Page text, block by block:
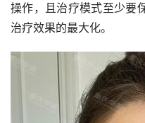
操作，且治疗模式至少要
治疗效果的最大化。